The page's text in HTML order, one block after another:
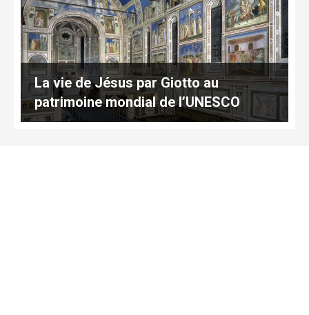
La vie de Jésus par Giotto au
patrimoine mondial de l’UNESCO